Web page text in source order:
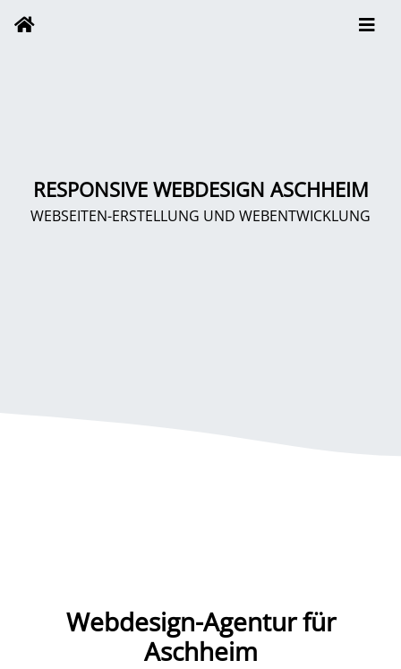
RESPONSIVE WEBDESIGN ASCHHEIM
WEBSEITEN-ERSTELLUNG UND WEBENTWICKLUNG
Webdesign-Agentur für
Aschheim